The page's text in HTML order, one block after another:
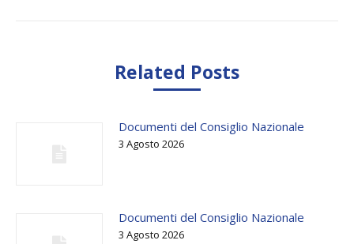
Related Posts
Documenti del Consiglio Nazionale
3 Agosto 2026
Documenti del Consiglio Nazionale
3 Agosto 2026